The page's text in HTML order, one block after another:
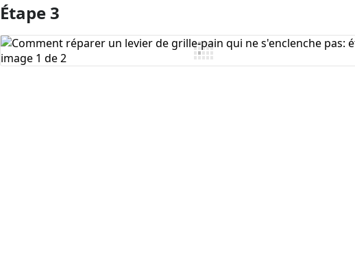
Ajouter un commentaire
Étape 3